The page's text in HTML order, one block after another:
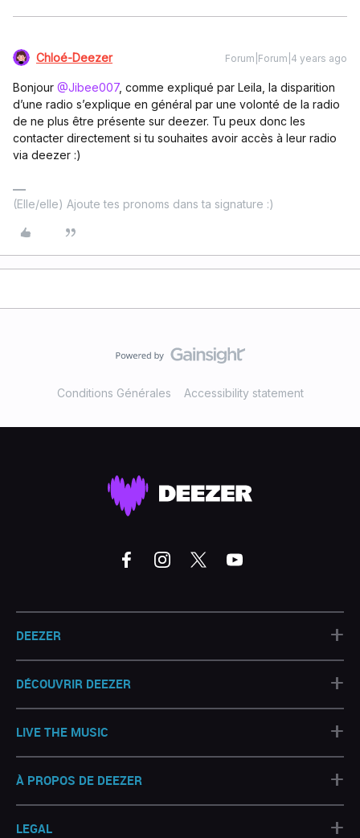
Chloé-Deezer Forum|Forum|4 years ago
Bonjour @Jibee007, comme expliqué par Leila, la disparition
d’une radio s’explique en général par une volonté de la radio
de ne plus être présente sur deezer. Tu peux donc les
contacter directement si tu souhaites avoir accès à leur radio
via deezer :)
(Elle/elle) Ajoute tes pronoms dans ta signature :)
Conditions Générales Accessibility statement
DEEZER +
DÉCOUVRIR DEEZER +
LIVE THE MUSIC +
À PROPOS DE DEEZER +
LEGAL +